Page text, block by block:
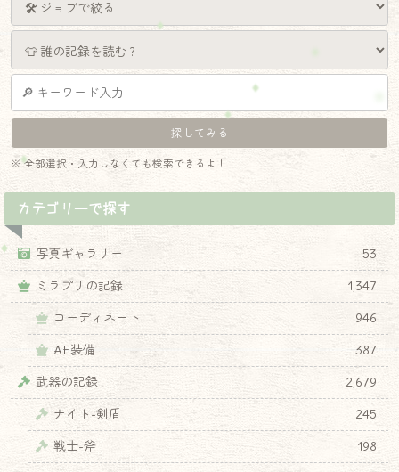
※ 全部選択・入力しなくても検索できるよ！
カテゴリーで探す
写真ギャラリー
53
ミラプリの記録
1,347
コーディネート
946
AF装備
387
武器の記録
2,679
ナイト-剣盾
245
戦士-斧
198